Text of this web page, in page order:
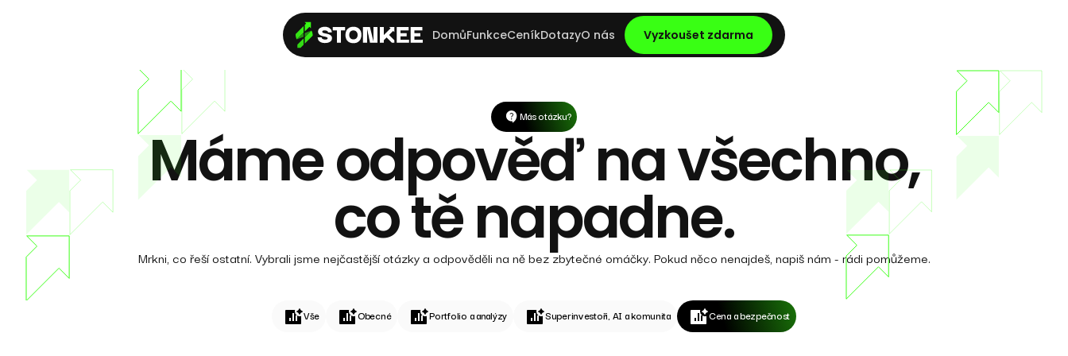
DomůFunkceCeníkDotazyO nás Vyzkoušet zdarma
Más otázku?
Máme odpověď na všechno,
co tě napadne.
Mrkni, co řeší ostatní. Vybrali jsme nejčastější otázky a odpověděli na ně bez zbytečné omáčky. Pokud něco nenajdeš, napiš nám - rádi pomůžeme.
Vše Obecné Portfolio a analýzy Superinvestoři, AI a komunita Cena a bezpečnost